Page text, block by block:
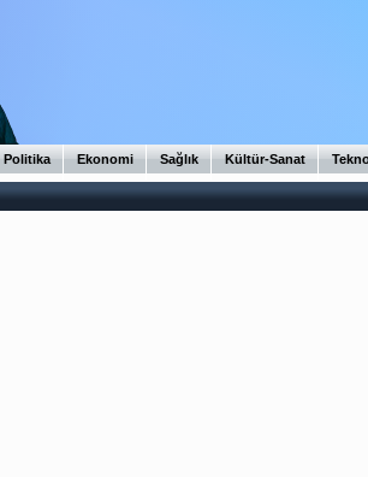
Politika Ekonomi Sağlık Kültür-Sanat